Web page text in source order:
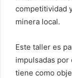
competitividad
minera local.
Este taller es
impulsadas por
tiene como